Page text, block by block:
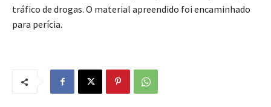
tráfico de drogas. O material apreendido foi encaminhado
para perícia.